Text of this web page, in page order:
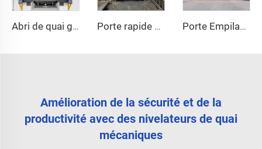
Abri de quai gonflable Porte rapide en aluminium Porte Empilable à Haut Vitesse
Amélioration de la sécurité et de la
productivité avec des nivelateurs de quai
mécaniques